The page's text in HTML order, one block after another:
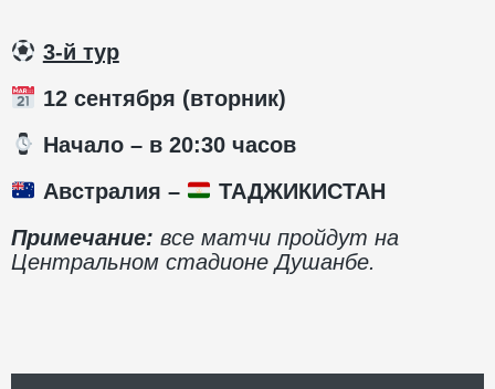
3-й тур
12 сентября (вторник)
️ Начало – в 20:30 часов
Австралия –
ТАДЖИКИСТАН
Примечание: все матчи пройдут на
Центральном стадионе Душанбе.